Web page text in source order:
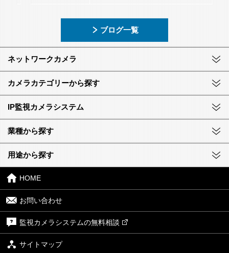
ブログ一覧
ネットワークカメラ
カメラカテゴリーから探す
IP監視カメラシステム
業種から探す
用途から探す
HOME
お問い合わせ
監視カメラシステムの無料相談
サイトマップ